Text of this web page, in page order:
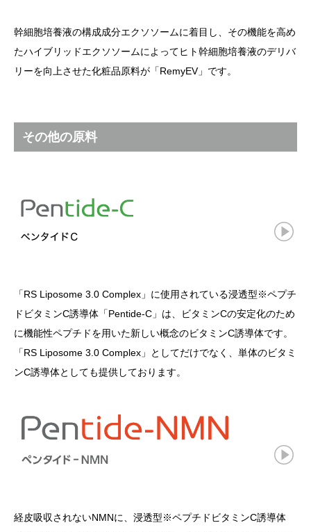
幹細胞培養液の構成成分エクソソームに着目し、その機能を高め
たハイブリッドエクソソームによってヒト幹細胞培養液のデリバ
リーを向上させた化粧品原料が「RemyEV」です。
その他の原料
「RS Liposome 3.0 Complex」に使用されている浸透型※ペプチ
ドビタミンC誘導体「Pentide-C」は、ビタミンCの安定化のため
に機能性ペプチドを用いた新しい概念のビタミンC誘導体です。
「RS Liposome 3.0 Complex」としてだけでなく、単体のビタミ
ンC誘導体としても提供しております。
経皮吸収されないNMNに、浸透型※ペプチドビタミンC誘導体